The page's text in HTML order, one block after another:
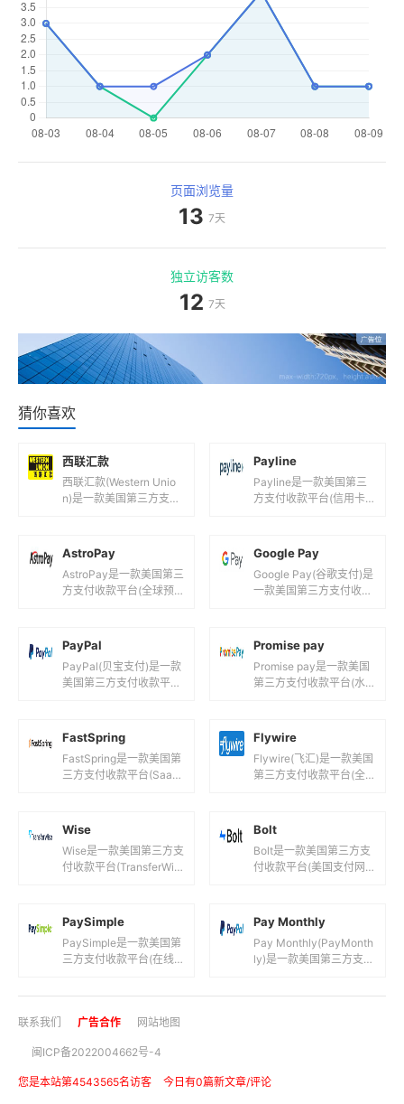
页面浏览量
13 7天
独立访客数
12 7天
猜你喜欢
西联汇款
西联汇款(Western Unio
n)是一款美国第三方支付
持美元,欧元,港...
Payline
Payline是一款美国第三
方支付收款平台(信用卡
货币之间的电子支付、转
AstroPay
AstroPay是一款美国第三
方支付收款平台(全球预
之间的电子支付、转账
和...
Google Pay
Google Pay(谷歌支付)是
一款美国第三方支付收款
国际主要流通货币等...
PayPal
PayPal(贝宝支付)是一款
美国第三方支付收款平台
元,欧元,英镑,日...
Promise pay
Promise pay是一款美国
第三方支付收款平台(水
际主流货币之间的电子
支...
FastSpring
FastSpring是一款美国第
三方支付收款平台(SaaS
元等国际主流货币之...
Flywire
Flywire(飞汇)是一款美国
第三方支付收款平台(全
等国际主流货币之间的...
Wise
Wise是一款美国第三方支
付收款平台(TransferWis
元,英镑等国际主...
Bolt
Bolt是一款美国第三方支
付收款平台(美国支付网
间的电子支付、转账和汇
款服...
PaySimple
PaySimple是一款美国第
三方支付收款平台(在线
转...
Pay Monthly
Pay Monthly(PayMonth
ly)是一款美国第三方支付
联系我们
广告合作 网站地图
闽ICP备2022004662号-4
您是本站第4543565名访客 今日有0篇新文章/评论